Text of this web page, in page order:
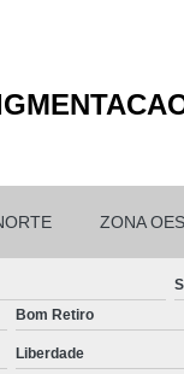
ZONA
Bom Retiro
Liberdade